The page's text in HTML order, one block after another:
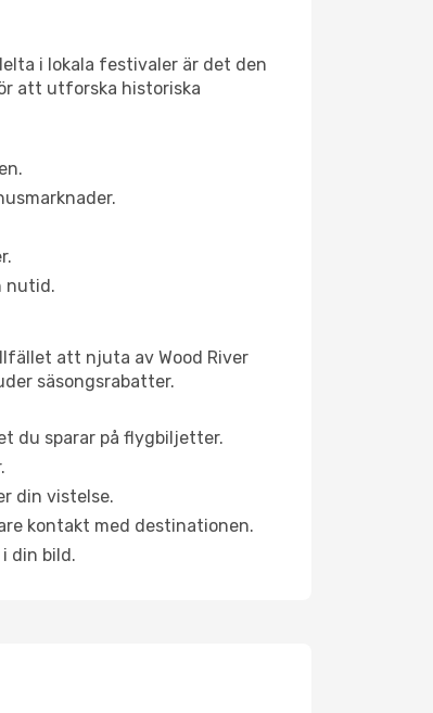
i lokala festivaler är det den
att utforska historiska
nutid.
att njuta av Wood River
säsongsrabatter.
du sparar på flygbiljetter.
din vistelse.
kontakt med destinationen.
din bild.